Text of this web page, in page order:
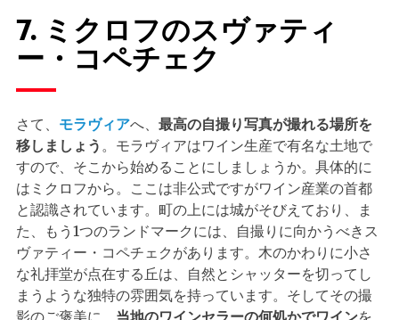
7. ミクロフのスヴァティ
ー・コペチェク
さて、 モラヴィアへ、 最高の自撮り写真が撮れる場所を
移しましょう 。モラヴィアはワイン生産で有名な土地で
すので、そこから始めることにしましょうか。具体的に
はミクロフから。ここは非公式ですがワイン産業の首都
と認識されています。町の上には城がそびえており、ま
た、もう1つのランドマークには、自撮りに向かうべきス
ヴァティー・コペチェクがあります。木のかわりに小さ
な礼拝堂が点在する丘は、自然とシャッターを切ってし
まうような独特の雰囲気を持っています。そしてその撮
影のご褒美に、 当地のワインセラーの何処かでワインを